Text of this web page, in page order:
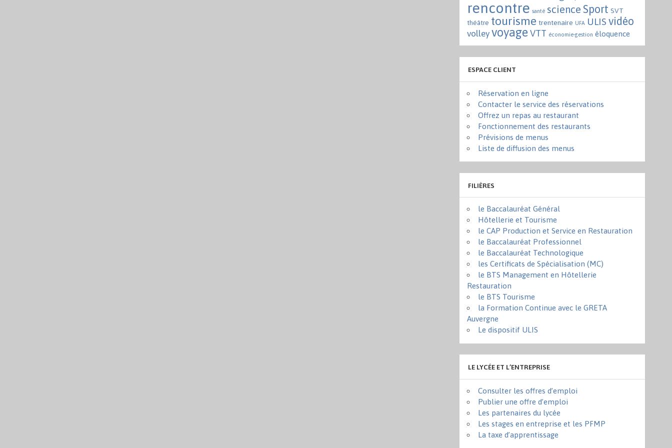
rencontre santé science Sport SVT
théâtre tourisme trentenaire UFA ULIS vidéo
volley voyage VTT économie-gestion éloquence
ESPACE CLIENT
Réservation en ligne
Contacter le service des réservations
Offrez un repas au restaurant
Fonctionnement des restaurants
Prévisions de menus
Liste de diffusion des menus
FILIÈRES
le Baccalauréat Général
Hôtellerie et Tourisme
le CAP Production et Service en Restauration
le Baccalauréat Professionnel
le Baccalauréat Technologique
les Certificats de Spécialisation (MC)
le BTS Management en Hôtellerie
Restauration
le BTS Tourisme
la Formation Continue avec le GRETA
Auvergne
Le dispositif ULIS
LE LYCÉE ET L’ENTREPRISE
Consulter les offres d’emploi
Publier une offre d’emploi
Les partenaires du lycée
Les stages en entreprise et les PFMP
La taxe d’apprentissage